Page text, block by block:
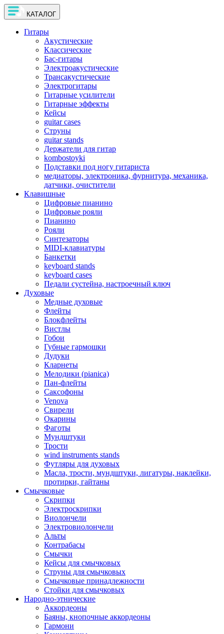
КАТАЛОГ
Гитары
Акустические
Классические
Бас-гитары
Электроакустические
Трансакустические
Электрогитары
Гитарные усилители
Гитарные эффекты
Кейсы
guitar cases
Струны
guitar stands
Держатели для гитар
kombostoyki
Подставки под ногу гитариста
медиаторы, электроника, фурнитура, механика,
датчики, очистители
Клавишные
Цифровые пианино
Цифровые рояли
Пианино
Рояли
Синтезаторы
MIDI-клавиатуры
Банкетки
keyboard stands
keyboard cases
Педали сустейна, настроечный ключ
Духовые
Медные духовые
Флейты
Блокфлейты
Вистлы
Гобои
Губные гармошки
Дудуки
Кларнеты
Мелодики (pianica)
Пан-флейты
Саксофоны
Venova
Свирели
Окарины
Фаготы
Мундштуки
Трости
wind instruments stands
Футляры для духовых
Масла, трости, мундштуки, лигатуры, наклейки,
протирки, гайтаны
Смычковые
Скрипки
Электроскрипки
Виолончели
Электровиолончели
Альты
Контрабасы
Смычки
Кейсы для смычковых
Струны для смычковых
Смычковые принадлежности
Стойки для смычковых
Народно-этнические
Аккордеоны
Баяны, кнопочные аккордеоны
Гармони